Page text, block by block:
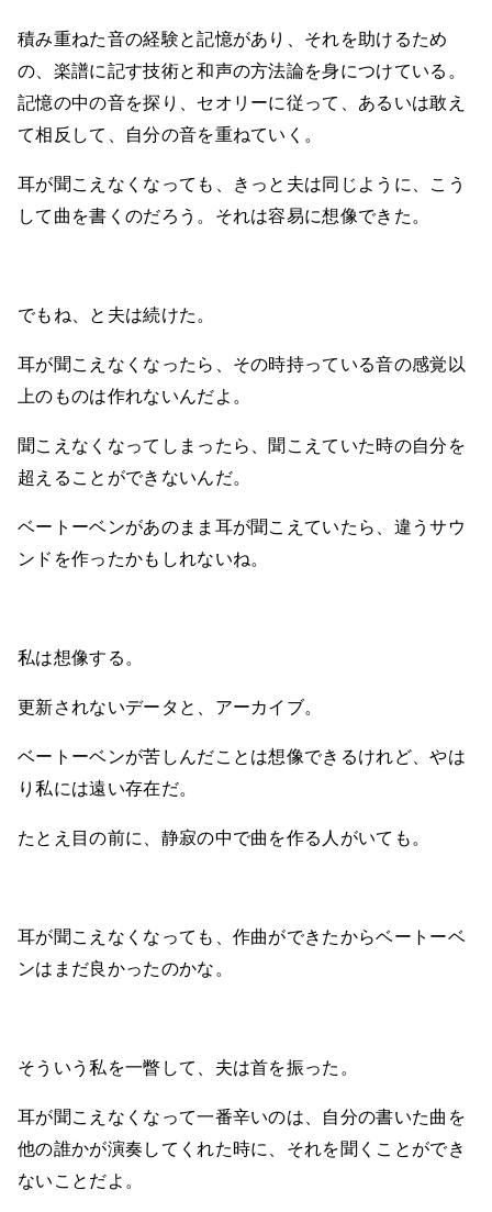
積み重ねた音の経験と記憶があり、それを助けるため
の、楽譜に記す技術と和声の方法論を身につけている。
記憶の中の音を探り、セオリーに従って、あるいは敢え
て相反して、自分の音を重ねていく。
耳が聞こえなくなっても、きっと夫は同じように、こう
して曲を書くのだろう。それは容易に想像できた。
でもね、と夫は続けた。
耳が聞こえなくなったら、その時持っている音の感覚以
上のものは作れないんだよ。
聞こえなくなってしまったら、聞こえていた時の自分を
超えることができないんだ。
ベートーベンがあのまま耳が聞こえていたら、違うサウ
ンドを作ったかもしれないね。
私は想像する。
更新されないデータと、アーカイブ。
ベートーベンが苦しんだことは想像できるけれど、やは
り私には遠い存在だ。
たとえ目の前に、静寂の中で曲を作る人がいても。
耳が聞こえなくなっても、作曲ができたからベートーベ
ンはまだ良かったのかな。
そういう私を一瞥して、夫は首を振った。
耳が聞こえなくなって一番辛いのは、自分の書いた曲を
他の誰かが演奏してくれた時に、それを聞くことができ
ないことだよ。